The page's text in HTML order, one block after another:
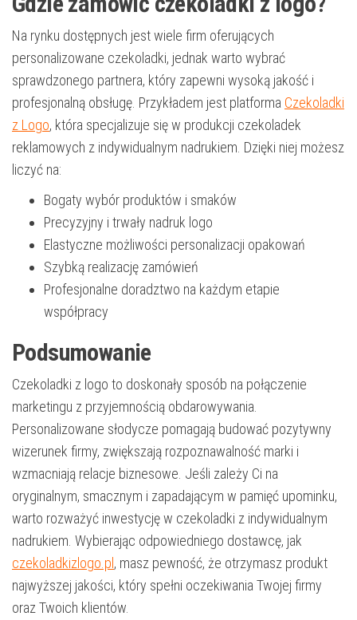
Na rynku dostępnych jest wiele firm oferujących
personalizowane czekoladki, jednak warto wybrać
sprawdzonego partnera, który zapewni wysoką jakość i
profesjonalną obsługę. Przykładem jest platforma Czekoladki
z Logo, która specjalizuje się w produkcji czekoladek
reklamowych z indywidualnym nadrukiem. Dzięki niej możesz
liczyć na:
Bogaty wybór produktów i smaków
Precyzyjny i trwały nadruk logo
Elastyczne możliwości personalizacji opakowań
Szybką realizację zamówień
Profesjonalne doradztwo na każdym etapie
współpracy
Podsumowanie
Czekoladki z logo to doskonały sposób na połączenie
marketingu z przyjemnością obdarowywania.
Personalizowane słodycze pomagają budować pozytywny
wizerunek firmy, zwiększają rozpoznawalność marki i
wzmacniają relacje biznesowe. Jeśli zależy Ci na
oryginalnym, smacznym i zapadającym w pamięć upominku,
warto rozważyć inwestycję w czekoladki z indywidualnym
nadrukiem. Wybierając odpowiedniego dostawcę, jak
czekoladkizlogo.pl , masz pewność, że otrzymasz produkt
najwyższej jakości, który spełni oczekiwania Twojej firmy
oraz Twoich klientów.